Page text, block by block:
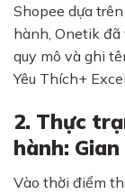
Shopee dựa
hành, Onetik
quy mô và ghi
Yêu Thích+
2. Thực
hành:
Vào thời điểm